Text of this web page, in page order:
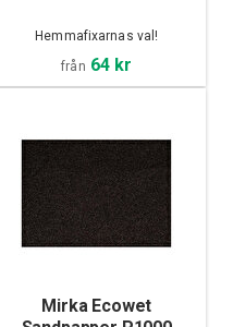
Hemmafixarnas val!
från 64 kr
Mirka Ecowet